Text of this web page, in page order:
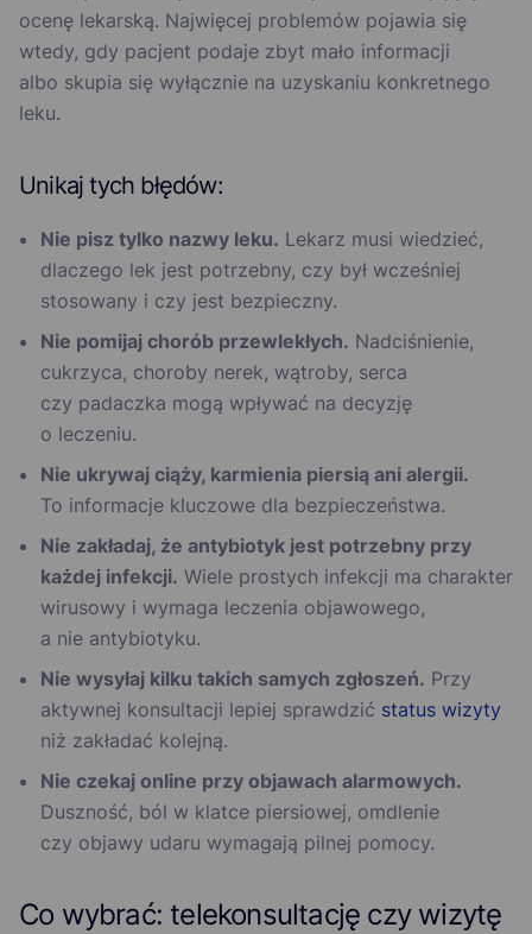
ocenę lekarską. Najwięcej problemów pojawia się
wtedy, gdy pacjent podaje zbyt mało informacji
albo skupia się wyłącznie na uzyskaniu konkretnego
leku.
Unikaj tych błędów:
Nie pisz tylko nazwy leku. Lekarz musi wiedzieć,
dlaczego lek jest potrzebny, czy był wcześniej
stosowany i czy jest bezpieczny.
Nie pomijaj chorób przewlekłych. Nadciśnienie,
cukrzyca, choroby nerek, wątroby, serca
czy padaczka mogą wpływać na decyzję
o leczeniu.
Nie ukrywaj ciąży, karmienia piersią ani alergii.
To informacje kluczowe dla bezpieczeństwa.
Nie zakładaj, że antybiotyk jest potrzebny przy
każdej infekcji. Wiele prostych infekcji ma charakter
wirusowy i wymaga leczenia objawowego,
a nie antybiotyku.
Nie wysyłaj kilku takich samych zgłoszeń. Przy
aktywnej konsultacji lepiej sprawdzić status wizyty
niż zakładać kolejną.
Nie czekaj online przy objawach alarmowych.
Duszność, ból w klatce piersiowej, omdlenie
czy objawy udaru wymagają pilnej pomocy.
Co wybrać: telekonsultację czy wizytę